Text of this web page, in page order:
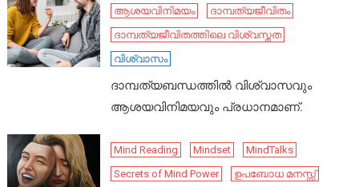
ആശയവിനിമയം
ദാമ്പത്യജീവിതം
ദാമ്പത്യജീവിതത്തിലെ വിശ്വസ്തത
വിശ്വാസം
ദാമ്പത്യബന്ധത്തിൽ വിശ്വാസവും
ആശയവിനിമയവും പ്രധാനമാണ്.
Mind Reading Mindset
MindTalks
Secrets of Mind Power
ഉപബോധ മനസ്സ്